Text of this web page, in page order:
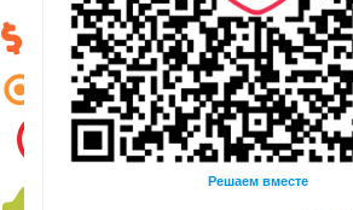
Решаем вместе